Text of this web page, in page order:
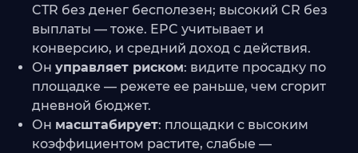
CTR без денег бесполезен; высокий CR без
выплаты — тоже. EPC учитывает и
конверсию, и средний доход с действия.
Он управляет риском: видите просадку по
площадке — режете ее раньше, чем сгорит
дневной бюджет.
Он масштабирует: площадки с высоким
коэффициентом растите, слабые —